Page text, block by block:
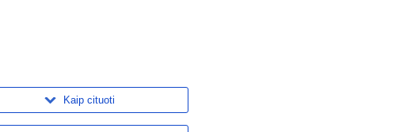
Kaip cituoti